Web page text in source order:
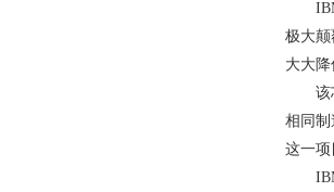
极大
大大降
该
相同制
这一项